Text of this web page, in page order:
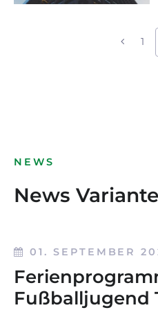
1
NEWS
News Variante
01. SEPTEMBER
Fußballjugend